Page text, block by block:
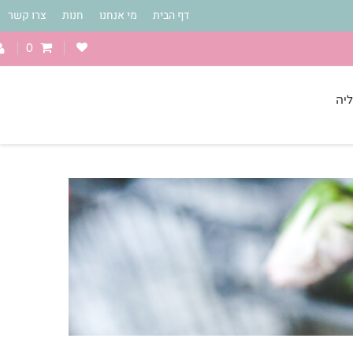
דף הבית מי אנחנו חנות צרו קשר
0